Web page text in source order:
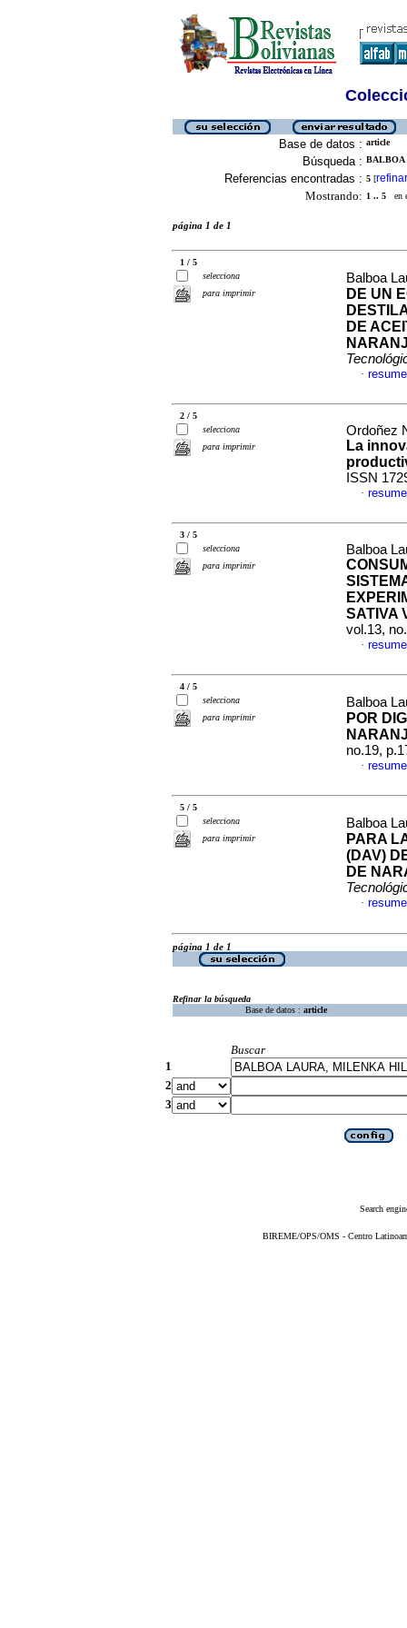
Base de datos : article
Búsqueda :
Referencias encontradas : 5 [refinar
Mostrando: 1 .. 5 en
página 1 de 1
1 / 5
selecciona
para imprimir
Balboa
DE UN
DE
·
2 / 5
selecciona
para imprimir
Ordoñez
La
ISSN
·
3 / 5
selecciona
para imprimir
Balboa
SATIVA
vol.13,
·
4 / 5
selecciona
para imprimir
Balboa
POR
no.19,
·
5 / 5
selecciona
para imprimir
Balboa
PARA
(DAV)
DE
·
página 1 de 1
Refinar la búsqueda
Base de datos : article
Buscar
1
2
3
Search
BIREME/OPS/OMS - Centro